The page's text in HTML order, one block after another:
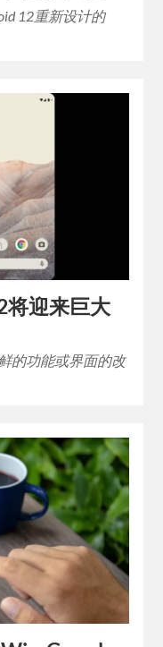
12重新设计的
将迎来巨大
的功能或界面的改